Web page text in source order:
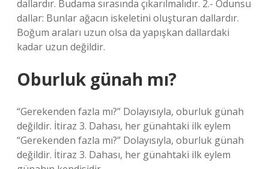
dallardır. Budama sırasında çıkarılmalıdır. 2.- Odunsu
dallar: Bunlar ağacın iskeletini oluşturan dallardır.
Boğum araları uzun olsa da yapışkan dallardaki
kadar uzun değildir.
Oburluk günah mı?
“Gerekenden fazla mı?” Dolayısıyla, oburluk günah
değildir. İtiraz 3. Dahası, her günahtaki ilk eylem
“Gerekenden fazla mı?” Dolayısıyla, oburluk günah
değildir. İtiraz 3. Dahası, her günahtaki ilk eylem